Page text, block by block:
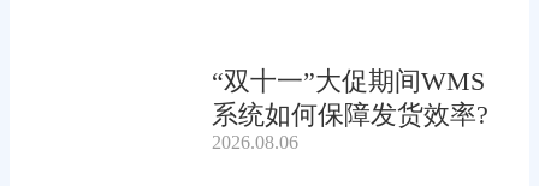
“双十一”大促期间WMS
系统如何保障发货效率?
2026.08.06